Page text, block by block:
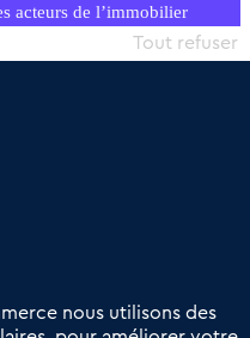
acteurs de l’immobilier
simple et intégrant
nous utilisons des
Tout refuser